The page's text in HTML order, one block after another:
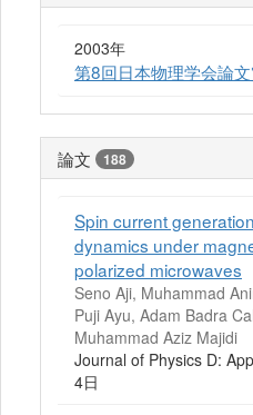
2003年
第8回日本物理学会論
論文 188
Spin current
dynamics under
polarized microwaves
Seno Aji, Muhammad
Puji Ayu, Adam Badra
Muhammad Aziz Majidi
Journal of Physics D:
4日